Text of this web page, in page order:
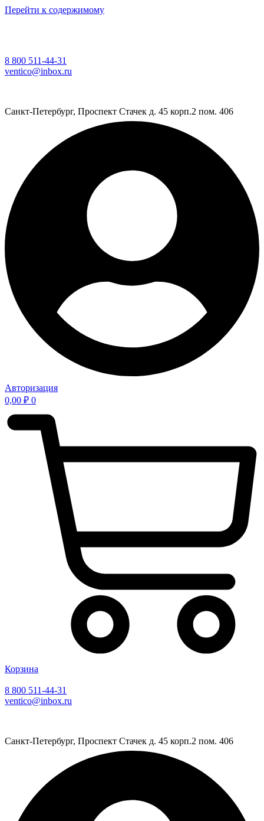
Перейти к содержимому
8 800 511-44-31
ventico@inbox.ru
Санкт-Петербург, Проспект Стачек д. 45 корп.2 пом. 406
Авторизация
0,00 ₽ 0
Корзина
8 800 511-44-31
ventico@inbox.ru
Санкт-Петербург, Проспект Стачек д. 45 корп.2 пом. 406